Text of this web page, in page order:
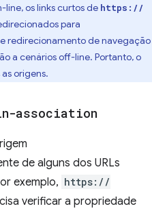
line, os links curtos de https://
para
redirecionamento de navegação
a cenários off-line. Portanto, o
origens.
association
de alguns dos URLs
exemplo, https://
verificar a propriedade